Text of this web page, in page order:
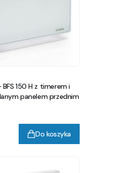
150 H z timerem i
panelem przednim
Do koszyka